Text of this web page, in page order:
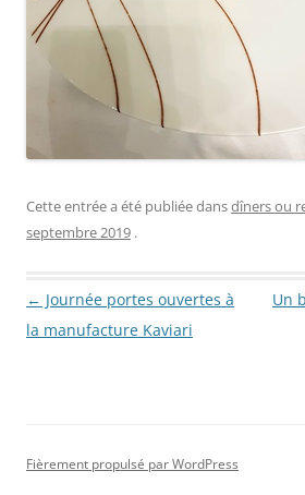
Cette entrée a été publiée dansdîners ou
septembre 2019 .
Navigation des articles
← Journée portes ouvertes à
la manufacture Kaviari
Un
Fièrement propulsé par WordPress